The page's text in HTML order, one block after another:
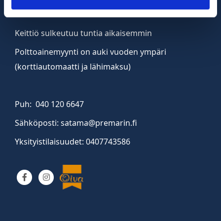
sunnuntai 11-18
Keittiö sulkeutuu tuntia aikaisemmin
Polttoainemyynti on auki vuoden ympäri
(korttiautomaatti ja lähimaksu)
Puh: 040 120 6647
Sähköposti: satama@premarin.fi
Yksityistilaisuudet: 0407743586